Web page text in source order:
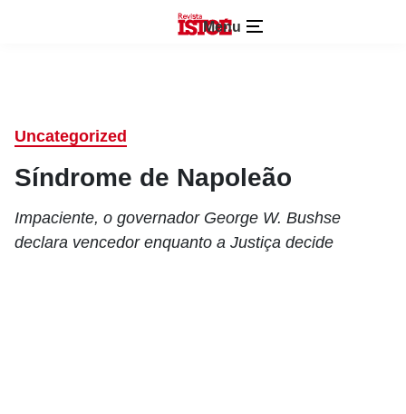
Menu
Uncategorized
Síndrome de Napoleão
Impaciente, o governador George W. Bushse
declara vencedor enquanto a Justiça decide